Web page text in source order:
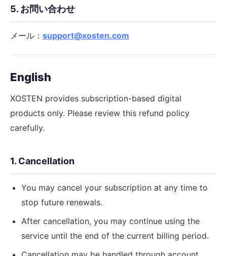
5. お問い合わせ
メール： support@xosten.com
English
XOSTEN provides subscription-based digital
products only. Please review this refund policy
carefully.
1. Cancellation
You may cancel your subscription at any time to
stop future renewals.
After cancellation, you may continue using the
service until the end of the current billing period.